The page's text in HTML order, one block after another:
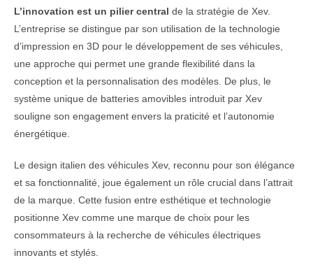
L’innovation est un pilier central de la stratégie de Xev.
L’entreprise se distingue par son utilisation de la technologie
d’impression en 3D pour le développement de ses véhicules,
une approche qui permet une grande flexibilité dans la
conception et la personnalisation des modèles. De plus, le
système unique de batteries amovibles introduit par Xev
souligne son engagement envers la praticité et l’autonomie
énergétique.
Le design italien des véhicules Xev, reconnu pour son élégance
et sa fonctionnalité, joue également un rôle crucial dans l’attrait
de la marque. Cette fusion entre esthétique et technologie
positionne Xev comme une marque de choix pour les
consommateurs à la recherche de véhicules électriques
innovants et stylés.